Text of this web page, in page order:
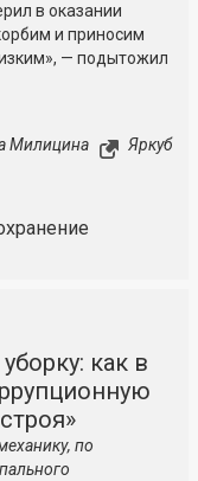
в оказании
и приносим
— подытожил
Милицина Яркуб
как в
по